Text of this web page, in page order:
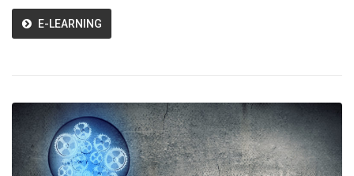
E-LEARNING